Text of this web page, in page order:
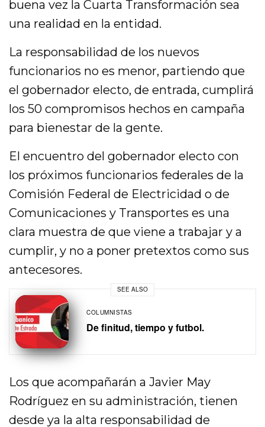
buena vez la Cuarta Transformación sea
una realidad en la entidad.
La responsabilidad de los nuevos
funcionarios no es menor, partiendo que
el gobernador electo, de entrada, cumplirá
los 50 compromisos hechos en campaña
para bienestar de la gente.
El encuentro del gobernador electo con
los próximos funcionarios federales de la
Comisión Federal de Electricidad o de
Comunicaciones y Transportes es una
clara muestra de que viene a trabajar y a
cumplir, y no a poner pretextos como sus
antecesores.
SEE ALSO
COLUMNISTAS
De finitud, tiempo y futbol.
Los que acompañarán a Javier May
Rodríguez en su administración, tienen
desde ya la alta responsabilidad de